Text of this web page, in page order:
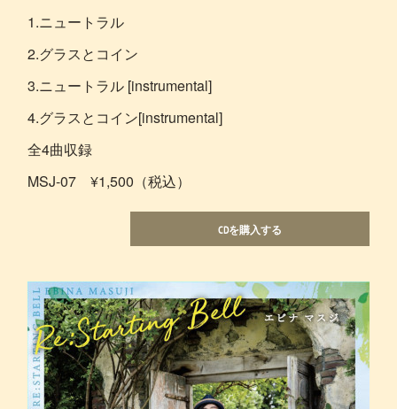
1.ニュートラル
2.グラスとコイン
3.ニュートラル [instrumental]
4.グラスとコイン[instrumental]
全4曲収録
MSJ-07 ¥1,500（税込）
CDを購入する